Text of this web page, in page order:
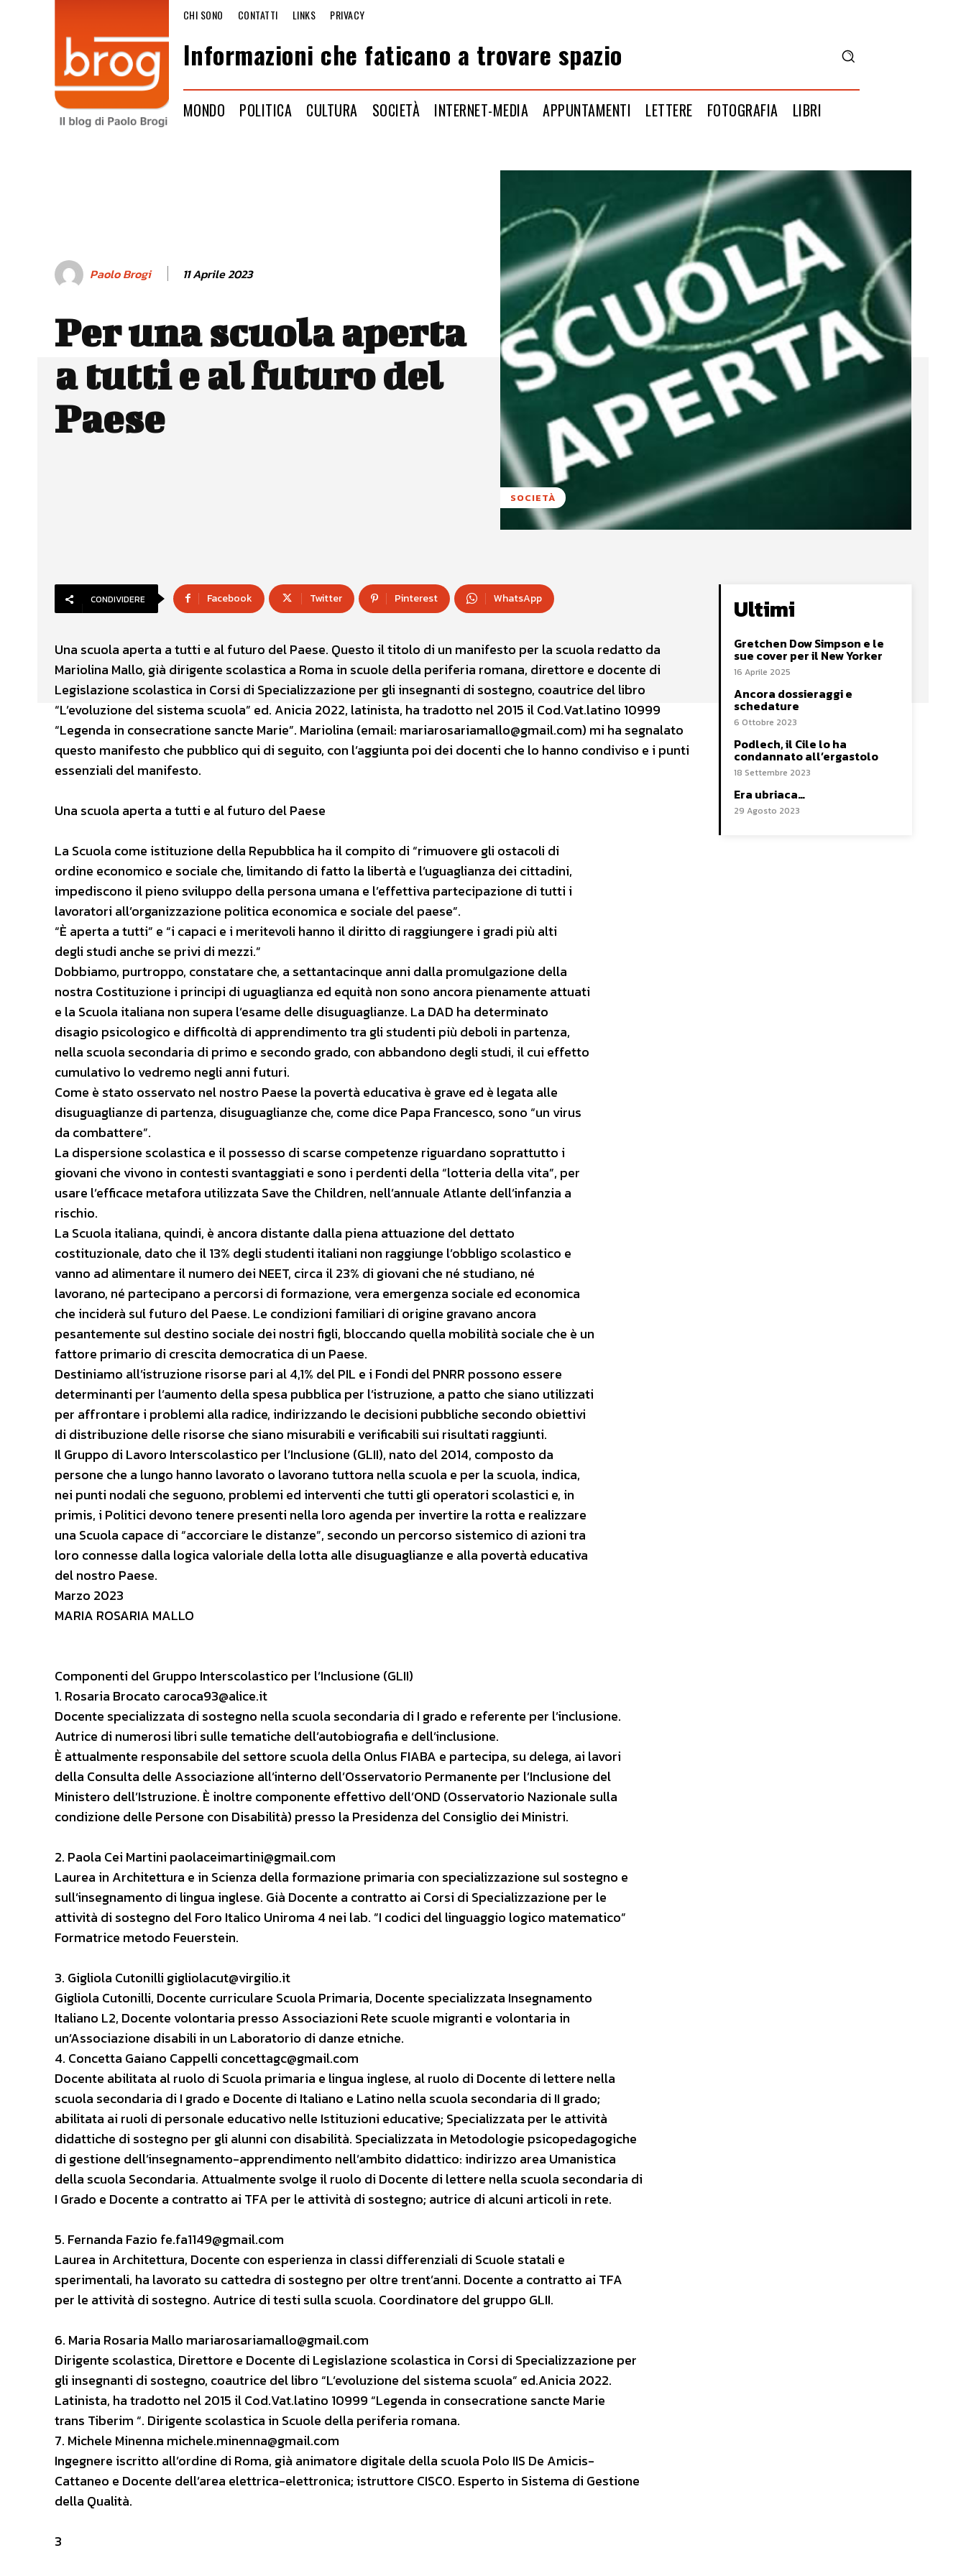
CHI SONO CONTATTI LINKS PRIVACY
Informazioni che faticano a trovare spazio
MONDO POLITICA CULTURA SOCIETÀ INTERNET-MEDIA APPUNTAMENTI LETTERE FOTOGRAFIA LIBRI
Paolo Brogi 11 Aprile 2023
Per una scuola aperta
a tutti e al futuro del
Paese
SOCIETÀ
CONDIVIDERE Facebook Twitter Pinterest WhatsApp
Una scuola aperta a tutti e al futuro del Paese. Questo il titolo di un manifesto per la scuola redatto da
Mariolina Mallo, già dirigente scolastica a Roma in scuole della periferia romana, direttore e docente di
Legislazione scolastica in Corsi di Specializzazione per gli insegnanti di sostegno, coautrice del libro
“L’evoluzione del sistema scuola” ed. Anicia 2022, latinista, ha tradotto nel 2015 il Cod.Vat.latino 10999
“Legenda in consecratione sancte Marie”. Mariolina (email: mariarosariamallo@gmail.com) mi ha segnalato
questo manifesto che pubblico qui di seguito, con l’aggiunta poi dei docenti che lo hanno condiviso e i punti
essenziali del manifesto.
Una scuola aperta a tutti e al futuro del Paese
La Scuola come istituzione della Repubblica ha il compito di “rimuovere gli ostacoli di
ordine economico e sociale che, limitando di fatto la libertà e l’uguaglianza dei cittadini,
impediscono il pieno sviluppo della persona umana e l’effettiva partecipazione di tutti i
lavoratori all’organizzazione politica economica e sociale del paese”.
“È aperta a tutti” e “i capaci e i meritevoli hanno il diritto di raggiungere i gradi più alti
degli studi anche se privi di mezzi.”
Dobbiamo, purtroppo, constatare che, a settantacinque anni dalla promulgazione della
nostra Costituzione i principi di uguaglianza ed equità non sono ancora pienamente attuati
e la Scuola italiana non supera l’esame delle disuguaglianze. La DAD ha determinato
disagio psicologico e difficoltà di apprendimento tra gli studenti più deboli in partenza,
nella scuola secondaria di primo e secondo grado, con abbandono degli studi, il cui effetto
cumulativo lo vedremo negli anni futuri.
Come è stato osservato nel nostro Paese la povertà educativa è grave ed è legata alle
disuguaglianze di partenza, disuguaglianze che, come dice Papa Francesco, sono “un virus
da combattere”.
La dispersione scolastica e il possesso di scarse competenze riguardano soprattutto i
giovani che vivono in contesti svantaggiati e sono i perdenti della “lotteria della vita”, per
usare l’efficace metafora utilizzata Save the Children, nell’annuale Atlante dell’infanzia a
rischio.
La Scuola italiana, quindi, è ancora distante dalla piena attuazione del dettato
costituzionale, dato che il 13% degli studenti italiani non raggiunge l’obbligo scolastico e
vanno ad alimentare il numero dei NEET, circa il 23% di giovani che né studiano, né
lavorano, né partecipano a percorsi di formazione, vera emergenza sociale ed economica
che inciderà sul futuro del Paese. Le condizioni familiari di origine gravano ancora
pesantemente sul destino sociale dei nostri figli, bloccando quella mobilità sociale che è un
fattore primario di crescita democratica di un Paese.
Destiniamo all’istruzione risorse pari al 4,1% del PIL e i Fondi del PNRR possono essere
determinanti per l’aumento della spesa pubblica per l’istruzione, a patto che siano utilizzati
per affrontare i problemi alla radice, indirizzando le decisioni pubbliche secondo obiettivi
di distribuzione delle risorse che siano misurabili e verificabili sui risultati raggiunti.
Il Gruppo di Lavoro Interscolastico per l’Inclusione (GLII), nato del 2014, composto da
persone che a lungo hanno lavorato o lavorano tuttora nella scuola e per la scuola, indica,
nei punti nodali che seguono, problemi ed interventi che tutti gli operatori scolastici e, in
primis, i Politici devono tenere presenti nella loro agenda per invertire la rotta e realizzare
una Scuola capace di “accorciare le distanze”, secondo un percorso sistemico di azioni tra
loro connesse dalla logica valoriale della lotta alle disuguaglianze e alla povertà educativa
del nostro Paese.
Marzo 2023
MARIA ROSARIA MALLO
Componenti del Gruppo Interscolastico per l’Inclusione (GLII)
1. Rosaria Brocato caroca93@alice.it
Docente specializzata di sostegno nella scuola secondaria di I grado e referente per l’inclusione.
Autrice di numerosi libri sulle tematiche dell’autobiografia e dell’inclusione.
È attualmente responsabile del settore scuola della Onlus FIABA e partecipa, su delega, ai lavori
della Consulta delle Associazione all’interno dell’Osservatorio Permanente per l’Inclusione del
Ministero dell’Istruzione. È inoltre componente effettivo dell’OND (Osservatorio Nazionale sulla
condizione delle Persone con Disabilità) presso la Presidenza del Consiglio dei Ministri.
2. Paola Cei Martini paolaceimartini@gmail.com
Laurea in Architettura e in Scienza della formazione primaria con specializzazione sul sostegno e
sull’insegnamento di lingua inglese. Già Docente a contratto ai Corsi di Specializzazione per le
attività di sostegno del Foro Italico Uniroma 4 nei lab. ”I codici del linguaggio logico matematico”
Formatrice metodo Feuerstein.
3. Gigliola Cutonilli gigliolacut@virgilio.it
Gigliola Cutonilli, Docente curriculare Scuola Primaria, Docente specializzata Insegnamento
Italiano L2, Docente volontaria presso Associazioni Rete scuole migranti e volontaria in
un’Associazione disabili in un Laboratorio di danze etniche.
4. Concetta Gaiano Cappelli concettagc@gmail.com
Docente abilitata al ruolo di Scuola primaria e lingua inglese, al ruolo di Docente di lettere nella
scuola secondaria di I grado e Docente di Italiano e Latino nella scuola secondaria di II grado;
abilitata ai ruoli di personale educativo nelle Istituzioni educative; Specializzata per le attività
didattiche di sostegno per gli alunni con disabilità. Specializzata in Metodologie psicopedagogiche
di gestione dell’insegnamento-apprendimento nell’ambito didattico: indirizzo area Umanistica
della scuola Secondaria. Attualmente svolge il ruolo di Docente di lettere nella scuola secondaria di
I Grado e Docente a contratto ai TFA per le attività di sostegno; autrice di alcuni articoli in rete.
5. Fernanda Fazio fe.fa1149@gmail.com
Laurea in Architettura, Docente con esperienza in classi differenziali di Scuole statali e
sperimentali, ha lavorato su cattedra di sostegno per oltre trent’anni. Docente a contratto ai TFA
per le attività di sostegno. Autrice di testi sulla scuola. Coordinatore del gruppo GLII.
6. Maria Rosaria Mallo mariarosariamallo@gmail.com
Dirigente scolastica, Direttore e Docente di Legislazione scolastica in Corsi di Specializzazione per
gli insegnanti di sostegno, coautrice del libro “L’evoluzione del sistema scuola” ed.Anicia 2022.
Latinista, ha tradotto nel 2015 il Cod.Vat.latino 10999 “Legenda in consecratione sancte Marie
trans Tiberim “. Dirigente scolastica in Scuole della periferia romana.
7. Michele Minenna michele.minenna@gmail.com
Ingegnere iscritto all’ordine di Roma, già animatore digitale della scuola Polo IIS De Amicis-
Cattaneo e Docente dell’area elettrica-elettronica; istruttore CISCO. Esperto in Sistema di Gestione
della Qualità.
3
Ultimi
Gretchen Dow Simpson e le
sue cover per il New Yorker
16 Aprile 2025
Ancora dossieraggi e
schedature
6 Ottobre 2023
Podlech, il Cile lo ha
condannato all’ergastolo
18 Settembre 2023
Era ubriaca…
29 Agosto 2023